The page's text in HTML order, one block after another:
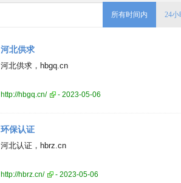
所有时间内 24
河北供求
河北供求，hbgq.cn
http://hbgq.cn/ - 2023-05-06
环保认证
河北认证，hbrz.cn
http://hbrz.cn/ - 2023-05-06